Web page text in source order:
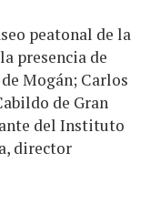
peatonal de la
presencia de
Mogán; Carlos
de Gran
del Instituto
director